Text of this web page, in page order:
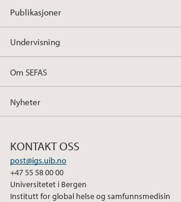
Publikasjoner
Undervisning
Om SEFAS
Nyheter
KONTAKT OSS
post@igs.uib.no
+47 55 58 00 00
Universitetet i Bergen
Institutt for global helse og samfunnsmedisin